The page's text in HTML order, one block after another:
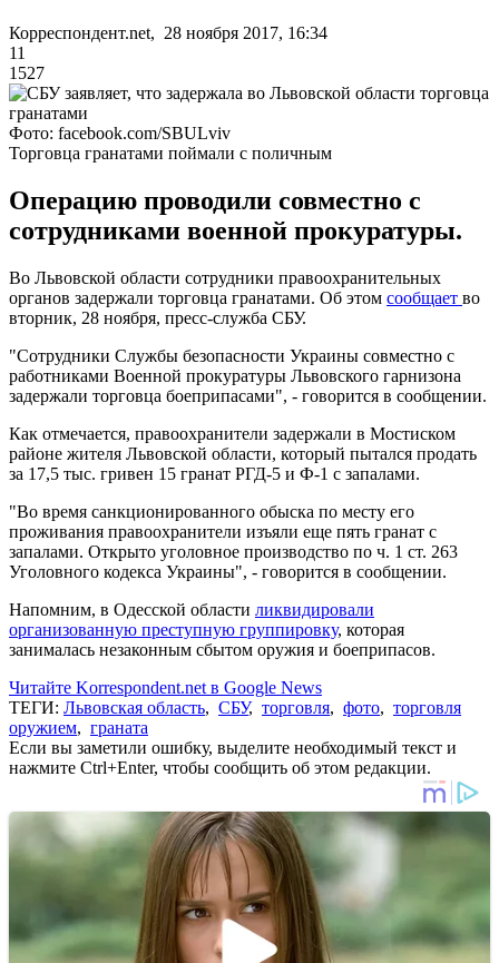
Корреспондент.net, 28 ноября 2017, 16:34
11
1527
Фото: facebook.com/SBULviv
Торговца гранатами поймали с поличным
Операцию проводили совместно с
сотрудниками военной прокуратуры.
Во Львовской области сотрудники правоохранительных
органов задержали торговца гранатами. Об этом сообщает во
вторник, 28 ноября, пресс-служба СБУ.
"Сотрудники Службы безопасности Украины совместно с
работниками Военной прокуратуры Львовского гарнизона
задержали торговца боеприпасами", - говорится в сообщении.
Как отмечается, правоохранители задержали в Мостиском
районе жителя Львовской области, который пытался продать
за 17,5 тыс. гривен 15 гранат РГД-5 и Ф-1 с запалами.
"Во время санкционированного обыска по месту его
проживания правоохранители изъяли еще пять гранат с
запалами. Открыто уголовное производство по ч. 1 ст. 263
Уголовного кодекса Украины", - говорится в сообщении.
Напомним, в Одесской области ликвидировали
организованную преступную группировку, которая
занималась незаконным сбытом оружия и боеприпасов.
Читайте Korrespondent.net в Google News
ТЕГИ: Львовская область, СБУ, торговля, фото, торговля
оружием, граната
Если вы заметили ошибку, выделите необходимый текст и
нажмите Ctrl+Enter, чтобы сообщить об этом редакции.